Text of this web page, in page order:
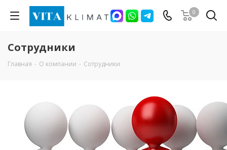
0
Сотрудники
Главная - О компании - Сотрудники